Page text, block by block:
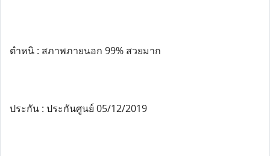
ตำหนิ : สภาพภายนอก 99% สวยมาก
ประกัน : ประกันศูนย์ 05/12/2019